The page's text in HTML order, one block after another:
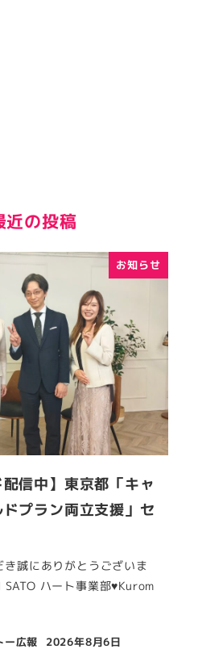
近の投稿
お知らせ
配信中】東京都「キャ
プラン両立支援」セ
誠にありがとうございま
ハート事業部♥Kurom
ー広報 2026年8月6日